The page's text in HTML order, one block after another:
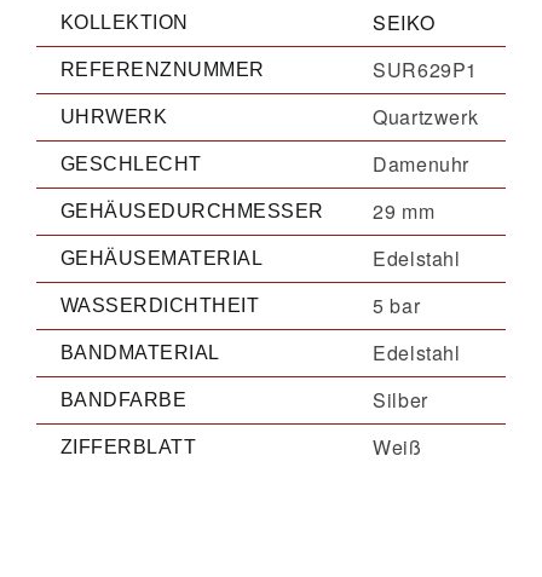
KOLLEKTION SEIKO
REFERENZNUMMER SUR629P1
UHRWERK Quartzwerk
GESCHLECHT Damenuhr
GEHÄUSEDURCHMESSER 29 mm
GEHÄUSEMATERIAL Edelstahl
WASSERDICHTHEIT 5 bar
BANDMATERIAL Edelstahl
BANDFARBE Silber
ZIFFERBLATT Weiß